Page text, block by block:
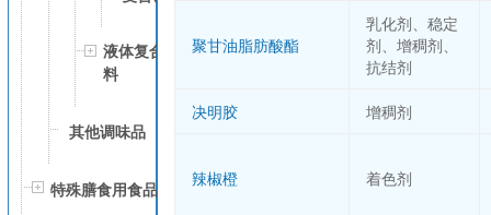
液体复合调味
料
其他调味品
特殊膳食用食品
聚甘油脂肪酸酯
乳化剂、稳定
剂、增稠剂、
抗结剂
决明胶 增稠剂
辣椒橙 着色剂